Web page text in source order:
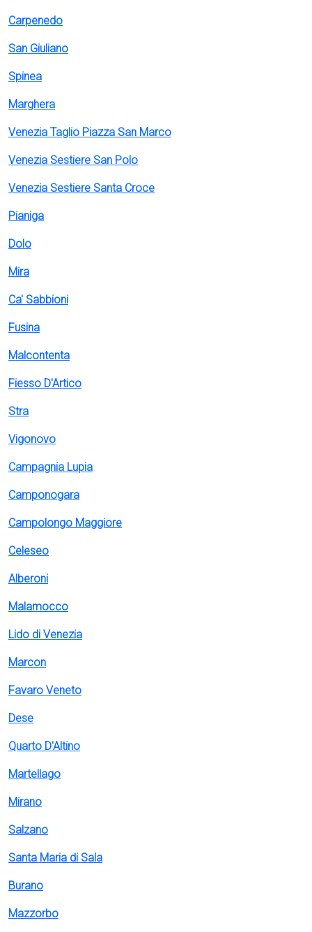
Carpenedo
San Giuliano
Spinea
Marghera
Venezia Taglio Piazza San Marco
Venezia Sestiere San Polo
Venezia Sestiere Santa Croce
Pianiga
Dolo
Mira
Ca' Sabbioni
Fusina
Malcontenta
Fiesso D'Artico
Stra
Vigonovo
Campagnia Lupia
Camponogara
Campolongo Maggiore
Celeseo
Alberoni
Malamocco
Lido di Venezia
Marcon
Favaro Veneto
Dese
Quarto D'Altino
Martellago
Mirano
Salzano
Santa Maria di Sala
Burano
Mazzorbo